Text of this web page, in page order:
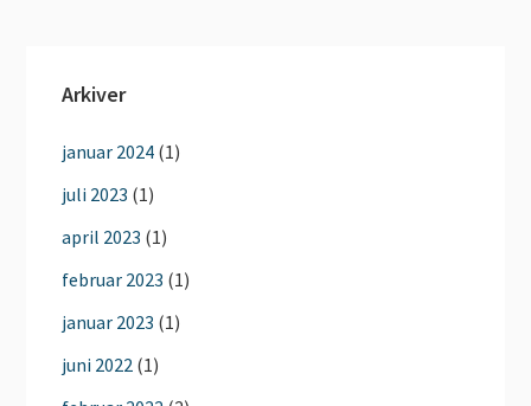
Arkiver
januar 2024 (1)
juli 2023 (1)
april 2023 (1)
februar 2023 (1)
januar 2023 (1)
juni 2022 (1)